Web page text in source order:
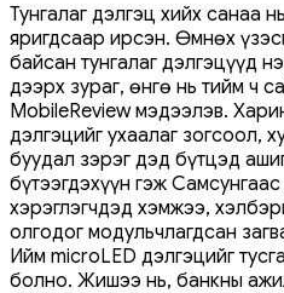
Тунгалаг дэлгэц хийх санаа
яригдсаар ирсэн. Өмнөх
байсан тунгалаг дэлгэцүүд
дээрх зураг, өнгө нь тийм ч
MobileReview мэдээлэв.
дэлгэцийг ухаалаг зогсоол,
буудал зэрэг дэд бүтцэд
бүтээгдэхүүн гэж
хэрэглэгчдэд хэмжээ,
олгодог модульчлагдсан
Ийм microLED дэлгэцийг
болно. Жишээ нь, банкны